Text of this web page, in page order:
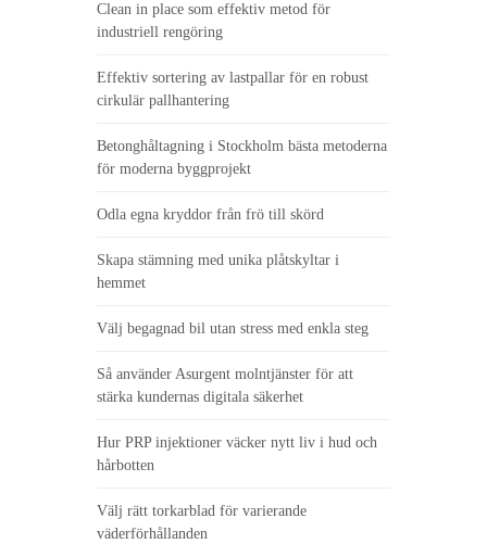
Clean in place som effektiv metod för
industriell rengöring
Effektiv sortering av lastpallar för en robust
cirkulär pallhantering
Betonghåltagning i Stockholm bästa metoderna
för moderna byggprojekt
Odla egna kryddor från frö till skörd
Skapa stämning med unika plåtskyltar i
hemmet
Välj begagnad bil utan stress med enkla steg
Så använder Asurgent molntjänster för att
stärka kundernas digitala säkerhet
Hur PRP injektioner väcker nytt liv i hud och
hårbotten
Välj rätt torkarblad för varierande
väderförhållanden